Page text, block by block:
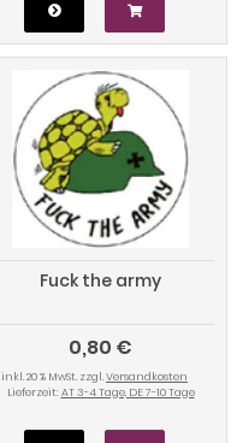
Fuck the army
0,80 €
inkl. 20 % MwSt. zzgl.Versandkosten
Lieferzeit: AT 3-4 Tage, DE 7-10 Tage